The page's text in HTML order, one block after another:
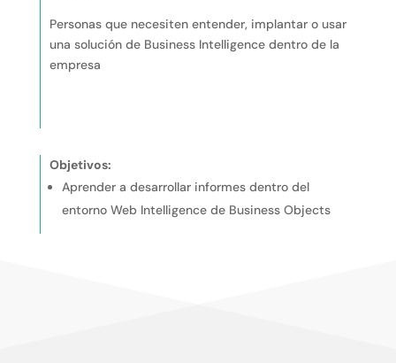
Personas que necesiten entender, implantar o usar
una solución de Business Intelligence dentro de la
empresa
Objetivos:
Aprender a desarrollar informes dentro del
entorno Web Intelligence de Business Objects